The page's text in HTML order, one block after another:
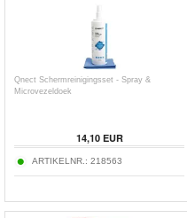
Qnect Schermreinigingsset - Spray &
Microvezeldoek
14,10EUR
ARTIKELNR.: 218563